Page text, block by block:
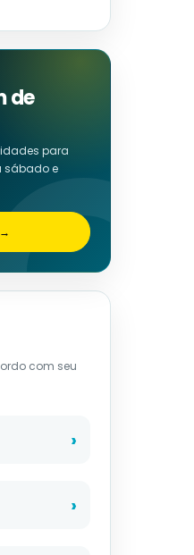
de
para
sábado e
→
com seu